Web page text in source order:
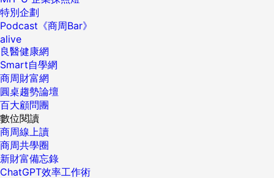
特別企劃
Podcast《商周Bar》
alive
良醫健康網
Smart自學網
商周財富網
圓桌趨勢論壇
百大顧問團
數位閱讀
商周線上讀
商周共學圈
新財富備忘錄
ChatGPT效率工作術